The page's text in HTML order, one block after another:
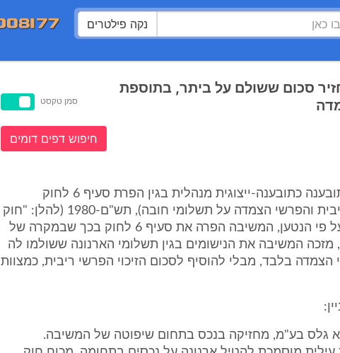
נקה פילטרים
סכום ששולם על ביתר, בתוספת
סמן טקסט
חיפוש דפים דומים
לפניי בקשה לאישור תובענה כתובענה-ייצוגית מנהלית בגין הפרת סעיף 6 לחוק
הרשויות המקומיות (ריבית והפרשי הצמדה על תשלומי חובה), תש"ם-1980 (להלן: "חוק
הריבית" או "החוק"). על פי הנטען, המשיבה הפרה את סעיף 6 לחוק בכך שבמקרה של
מזכה המשיבה את הנישומים בגין תשלומי הארנונה ששולמו לה
בלבד, מבלי להוסיף לסכום הזיכוי הפרשי ריבית, כמצוות
גלס בע"מ, מחזיקה בנכס בתחום שיפוטה של המשיבה.